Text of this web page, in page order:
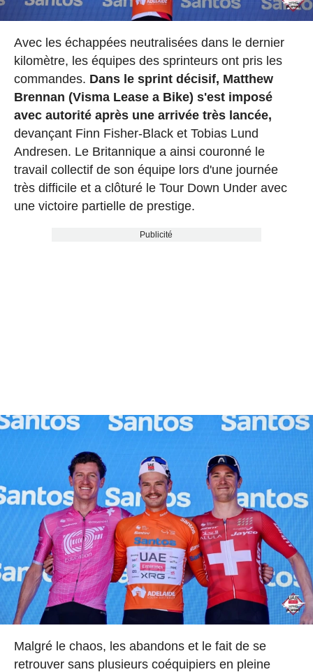
Avec les échappées neutralisées dans le dernier
kilomètre, les équipes des sprinteurs ont pris les
commandes. Dans le sprint décisif, Matthew
Brennan (Visma Lease a Bike) s'est imposé
avec autorité après une arrivée très lancée,
devançant Finn Fisher-Black et Tobias Lund
Andresen. Le Britannique a ainsi couronné le
travail collectif de son équipe lors d'une journée
très difficile et a clôturé le Tour Down Under avec
une victoire partielle de prestige.
Publicité
Malgré le chaos, les abandons et le fait de se
retrouver sans plusieurs coéquipiers en pleine